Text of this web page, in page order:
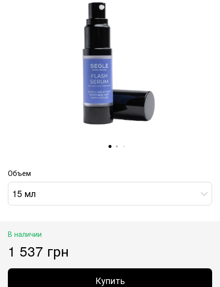
Объем
15 мл
В наличии
1 537 грн
Купить